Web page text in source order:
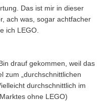
Das ist mir in dieser
ach was, sogar achtfacher
ich LEGO.
drauf gekommen, weil das
zum „durchschnittlichen
durchschnittlich im
ohne LEGO)